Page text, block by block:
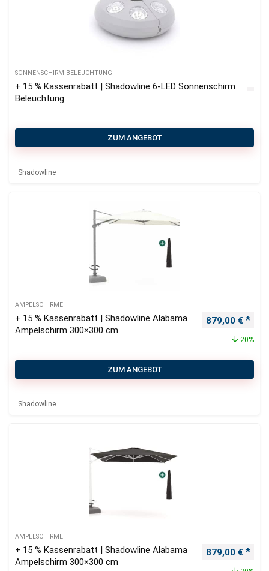
SONNENSCHIRM BELEUCHTUNG
+ 15 % Kassenrabatt | Shadowline 6-LED Sonnenschirm
Beleuchtung
ZUM ANGEBOT
Shadowline
AMPELSCHIRME
+ 15 % Kassenrabatt | Shadowline Alabama
Ampelschirm 300×300 cm
879,00 €
20%
ZUM ANGEBOT
Shadowline
AMPELSCHIRME
+ 15 % Kassenrabatt | Shadowline Alabama
Ampelschirm 300×300 cm
879,00 €